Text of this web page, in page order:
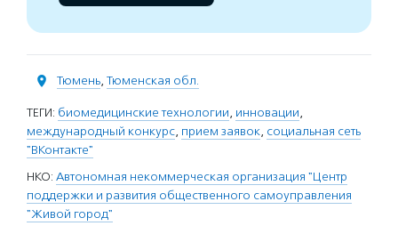
Тюмень, Тюменская обл.
ТЕГИ: биомедицинские технологии, инновации,
международный конкурс, прием заявок, социальная сеть
"ВКонтакте"
НКО: Автономная некоммерческая организация "Центр
поддержки и развития общественного самоуправления
"Живой город"